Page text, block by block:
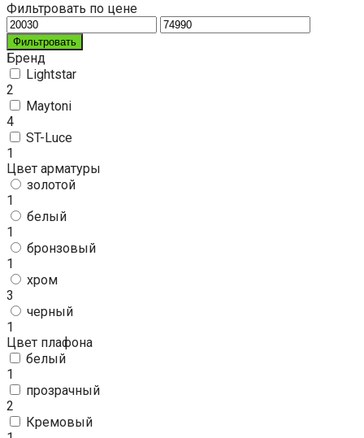
Фильтровать по цене
Фильтровать
Бренд
Lightstar
2
Maytoni
4
ST-Luce
1
Цвет арматуры
золотой
1
белый
1
бронзовый
1
хром
3
черный
1
Цвет плафона
белый
1
прозрачный
2
Кремовый